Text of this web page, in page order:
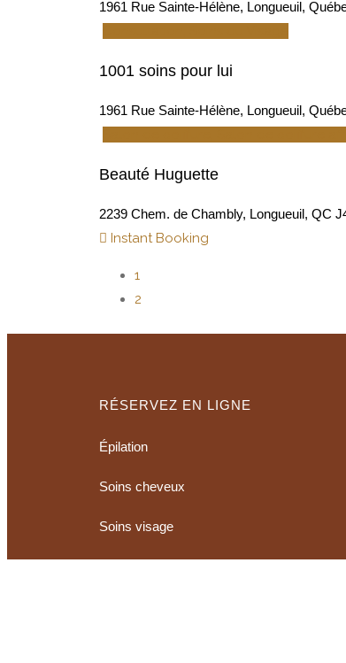
1961 Rue Sainte-Hélène, Longueuil,
1001 soins pour lui
1961 Rue Sainte-Hélène, Longueuil,
Beauté Huguette
2239 Chem. de Chambly, Longueuil, QC
Instant Booking
1
2
RÉSERVEZ EN LIGNE
Épilation
Soins cheveux
Soins visage